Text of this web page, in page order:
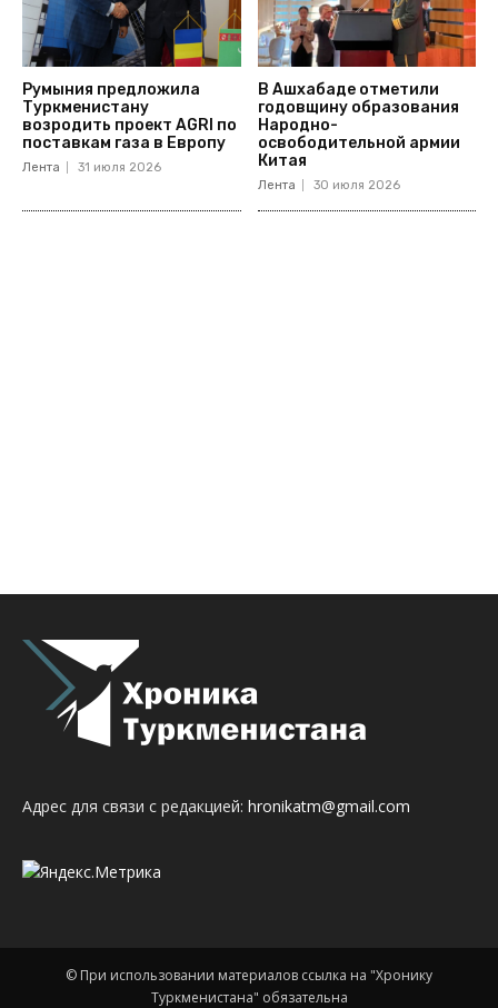
Адрес для связи с редакцией: hronikatm@gmail.com
© При использовании материалов ссылка на "Хронику
Туркменистана" обязательна